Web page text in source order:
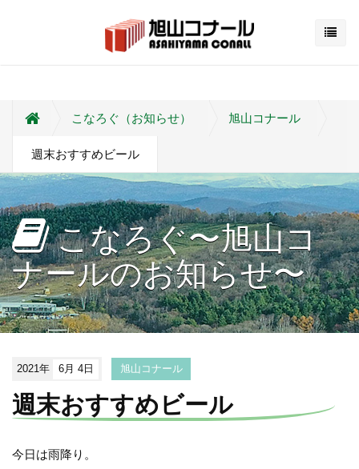
こなろぐ（お知らせ） 旭山コナール
週末おすすめビール
こなろぐ〜旭山コ
ナールのお知らせ〜
2021年 6月 4日 旭山コナール
週末おすすめビール
今日は雨降り。